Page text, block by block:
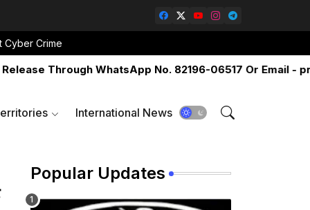
Cyber Crime
Through WhatsApp No. 82196-06517 Or Email -
International News
Popular Updates